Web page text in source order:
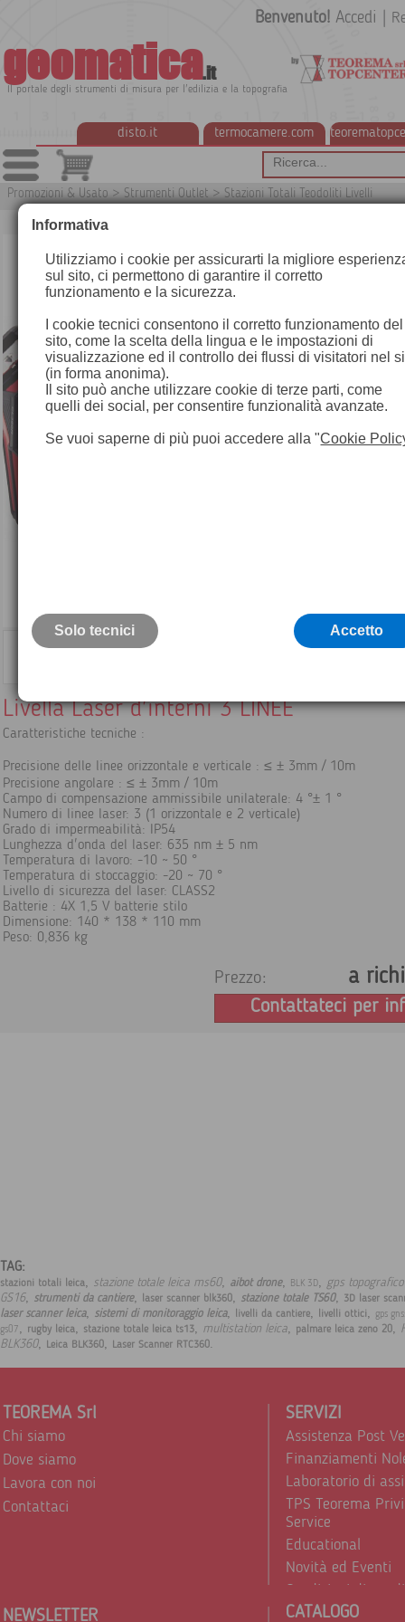
geomatica.it
Il portale degli strumenti di misura per l'edilizia e la topografia
disto.it termocamere.com
Benvenuto! Accedi
Promozioni & Usato > Strumenti Outlet > Stazioni Totali Teodoliti Livelli
Livella Laser d'interni 3 LINEE
Caratteristiche tecniche :
Precisione delle linee orizzontale e verticale : ≤ ± 3mm / 10m
Precisione angolare : ≤ ± 3mm / 10m
Campo di compensazione ammissibile unilaterale: 4 °± 1 °
Numero di linee laser: 3 (1 orizzontale e 2 verticale)
Grado di impermeabilità: IP54
Lunghezza d'onda del laser: 635 nm ± 5 nm
Temperatura di lavoro: -10 ~ 50 °
Temperatura di stoccaggio: -20 ~ 70 °
Livello di sicurezza del laser: CLASS2
Batterie : 4X 1,5 V batterie stilo
Dimensione: 140 * 138 * 110 mm
Peso: 0,836 kg
Prezzo: a
Contattateci per
TAG:
stazioni totali leica, stazione totale leica ms60, aibot drone, BLK 3D, gps
GS16, strumenti da cantiere, laser scanner blk360, stazione totale TS60, 3D laser
laser scanner leica, sistemi di monitoraggio leica, livelli da cantiere, livelli ottici,
gps
gs07, rugby leica, stazione totale leica ts13, multistation leica, palmare leica zeno 20,
BLK360, Leica BLK360, Laser Scanner RTC360.
TEOREMA Srl
Chi siamo
Dove siamo
Lavora con noi
Contattaci
SERVIZI
Assistenza Post
Finanziamenti
Laboratorio di
TPS Teorema
Service
Educational
Novità ed Eventi
Condizioni di
Trattamento dei
NEWSLETTER CATALOGO
Informativa
Utilizziamo i cookie per assicurarti la migliore
sul sito, ci permettono di garantire il corretto
funzionamento e la sicurezza.
I cookie tecnici consentono il corretto funzionamento del
sito, come la scelta della lingua e le impostazioni di
visualizzazione ed il controllo dei flussi di visitatori nel
(in forma anonima).
Il sito può anche utilizzare cookie di terze parti, come
quelli dei social, per consentire funzionalità avanzate.
Se vuoi saperne di più puoi accedere alla "Cookie
Solo tecnici Accetto